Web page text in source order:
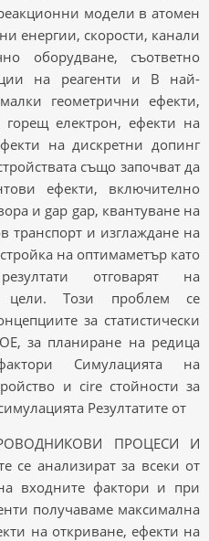
модели в атомен
енергии, скорости, канали
оборудване, съответно
на реагенти и В най-
геометрични ефекти,
електрон, ефекти на
на дискретни допинг
също започват да
ефекти, включително
и gap gap, квантуване на
транспорт и изглаждане на
на оптимаметър като
отговарят на
цели. Този проблем се
за статистически
за планиране на редица
Симулацията на
и cire стойности за
Резултатите от
ПРОЦЕСИ И
се анализират за всеки от
входните фактори и при
получаваме максимална
на откриване, ефекти на